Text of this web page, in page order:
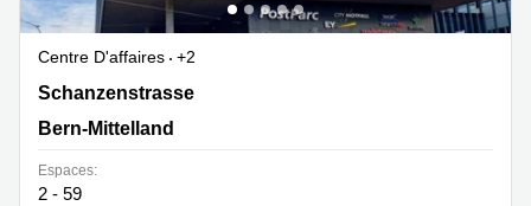
Centre D'affaires
+2
Schanzenstrasse 4a, Bern-Mittelland
Schanzenstrasse
Bern-Mittelland
Espaces:
2 - 59